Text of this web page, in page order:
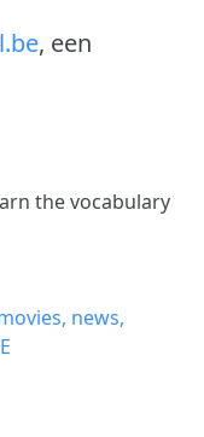
, een
the vocabulary